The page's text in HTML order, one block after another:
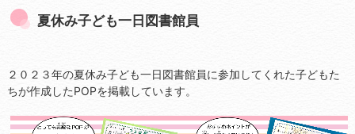
夏休み子ども一日図書館員
２０２３年の夏休み子ども一日図書館員に参加してくれた子どもた
ちが作成したPOPを掲載しています。